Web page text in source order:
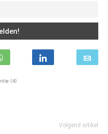
(4)
Volgend artikel